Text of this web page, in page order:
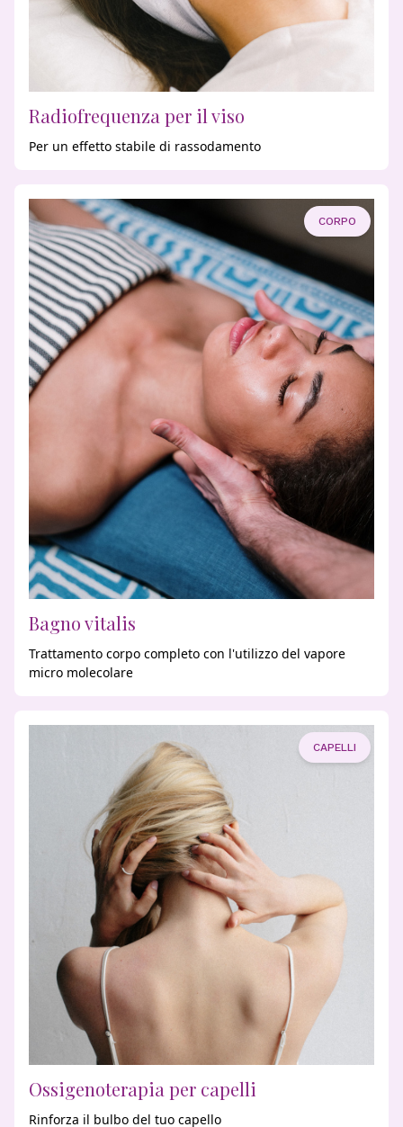
home
i
trattamenti
contatti
Radiofrequenza per il viso
Per un effetto stabile di rassodamento
CORPO
Bagno vitalis
Trattamento corpo completo con l'utilizzo del vapore
micro molecolare
CAPELLI
Ossigenoterapia per capelli
Rinforza il bulbo del tuo capello